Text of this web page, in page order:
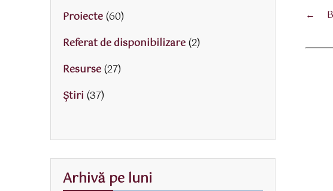
←
Proiecte(60)
Referat de disponibilizare(2)
Resurse(27)
Știri (37)
Arhivă pe luni